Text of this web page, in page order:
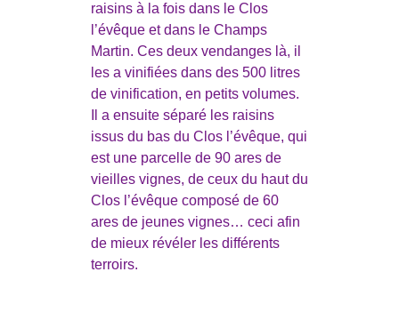
raisins à la fois dans le Clos
l’évêque et dans le Champs
Martin. Ces deux vendanges là, il
les a vinifiées dans des 500 litres
de vinification, en petits volumes.
Il a ensuite séparé les raisins
issus du bas du Clos l’évêque, qui
est une parcelle de 90 ares de
vieilles vignes, de ceux du haut du
Clos l’évêque composé de 60
ares de jeunes vignes… ceci afin
de mieux révéler les différents
terroirs.